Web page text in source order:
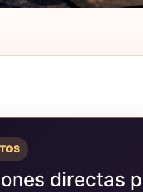
directas